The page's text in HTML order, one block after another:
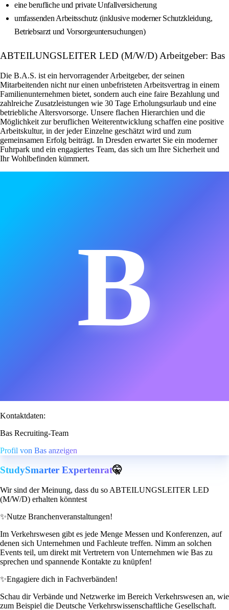
eine berufliche und private Unfallversicherung
umfassenden Arbeitsschutz (inklusive moderner Schutzkleidung,
Betriebsarzt und Vorsorgeuntersuchungen)
ABTEILUNGSLEITER LED (M/W/D) Arbeitgeber: Bas
Die B.A.S. ist ein hervorragender Arbeitgeber, der seinen
Mitarbeitenden nicht nur einen unbefristeten Arbeitsvertrag in einem
Familienunternehmen bietet, sondern auch eine faire Bezahlung und
zahlreiche Zusatzleistungen wie 30 Tage Erholungsurlaub und eine
betriebliche Altersvorsorge. Unsere flachen Hierarchien und die
Möglichkeit zur beruflichen Weiterentwicklung schaffen eine positive
Arbeitskultur, in der jeder Einzelne geschätzt wird und zum
gemeinsamen Erfolg beiträgt. In Dresden erwartet Sie ein moderner
Fuhrpark und ein engagiertes Team, das sich um Ihre Sicherheit und
Ihr Wohlbefinden kümmert.
B
Kontaktdaten:
Bas Recruiting-Team
Profil von Bas anzeigen
StudySmarter Expertenrat🤫
Wir sind der Meinung, dass du so ABTEILUNGSLEITER LED
(M/W/D) erhalten könntest
✨Nutze Branchenveranstaltungen!
Im Verkehrswesen gibt es jede Menge Messen und Konferenzen, auf
denen sich Unternehmen und Fachleute treffen. Nimm an solchen
Events teil, um direkt mit Vertretern von Unternehmen wie Bas zu
sprechen und spannende Kontakte zu knüpfen!
✨Engagiere dich in Fachverbänden!
Schau dir Verbände und Netzwerke im Bereich Verkehrswesen an, wie
zum Beispiel die Deutsche Verkehrswissenschaftliche Gesellschaft.